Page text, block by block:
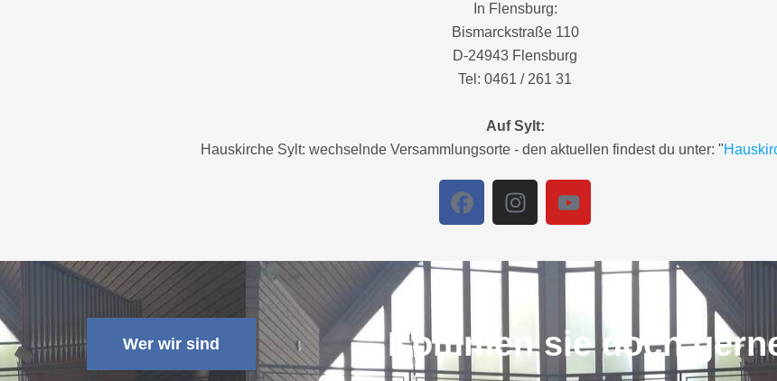
In Flensburg:
Bismarckstraße 110
D-24943 Flensburg
Tel: 0461 / 261 31
Auf Sylt:
Hauskirche Sylt: wechselnde Versammlungsorte - den aktuellen findest du unter: "
Wer wir sind Kommen sie doch